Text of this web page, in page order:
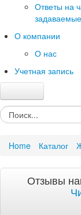
Ответы на
О компании
О нас
Учетная запись
Главная
Каталог
Акции и скидки
Доставка и
Доставка и
Home Каталог
Отзывы